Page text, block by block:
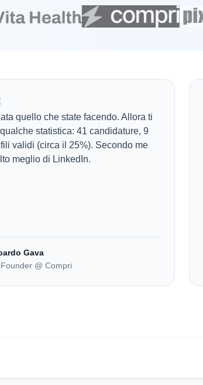
quello che state facendo. Allora ti
statistica: 41 candidature, 9
validi (circa il 25%). Secondo me
meglio di LinkedIn.
Gava
@ Compri